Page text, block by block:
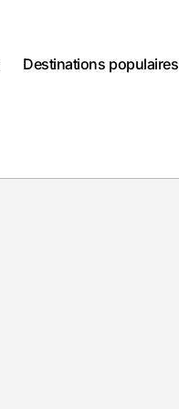
Destinations populaires